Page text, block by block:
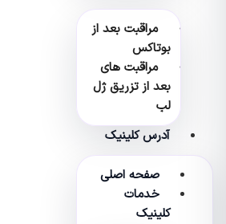
مراقبت بعد از
بوتاکس
مراقبت های
بعد از تزریق ژل
لب
آدرس کلینیک
صفحه اصلی
خدمات
کلینیک